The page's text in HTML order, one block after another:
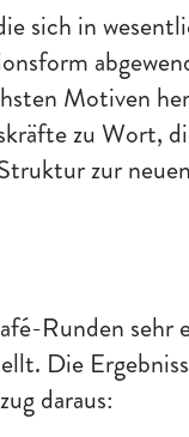
sich in
Motiven
zu Wort,
zur
Runden sehr
Die
daraus: